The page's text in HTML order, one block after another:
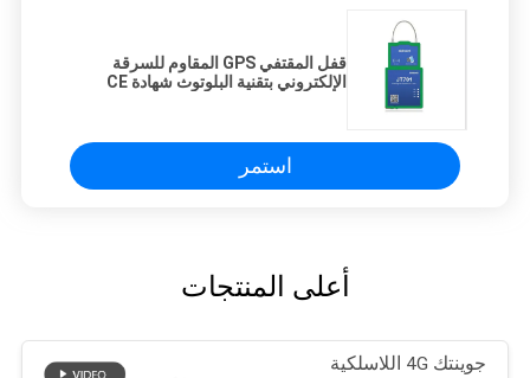
قفل المقتفي GPS المقاوم للسرقة
الإلكتروني بتقنية البلوتوث شهادة CE
استمر
أعلى المنتجات
جوينتك 4G اللاسلكية